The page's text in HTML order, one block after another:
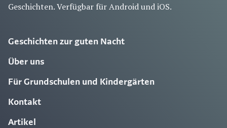
Geschichten. Verfügbar für Android und iOS.
Geschichten zur guten Nacht
Über uns
Für Grundschulen und Kindergärten
Kontakt
Artikel